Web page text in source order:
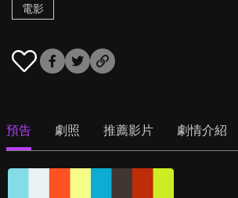
電影
預告 劇照 推薦影片 劇情介紹